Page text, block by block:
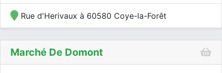
Rue d'Herivaux à 60580 Coye-la-Forêt
Marché De Domont